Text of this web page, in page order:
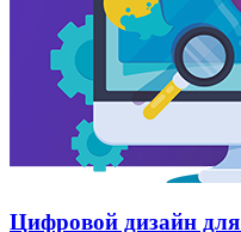
Цифровой дизайн